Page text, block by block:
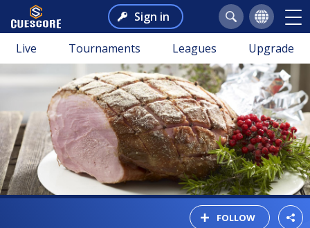
Sign in
Live Tournaments Leagues Upgrade
FOLLOW